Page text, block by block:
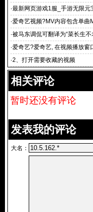
·最新网页游戏1服_手游无限元
54经
·爱奇艺视频?MV内容包含单曲
影视原声、音
·被马东调侃可翻译为“菜长生不
·爱奇艺?爱奇艺, 在视频播放窗
·2、打开需要收藏的视频
相关评论
暂时还没有评论
发表我的评论
大名：